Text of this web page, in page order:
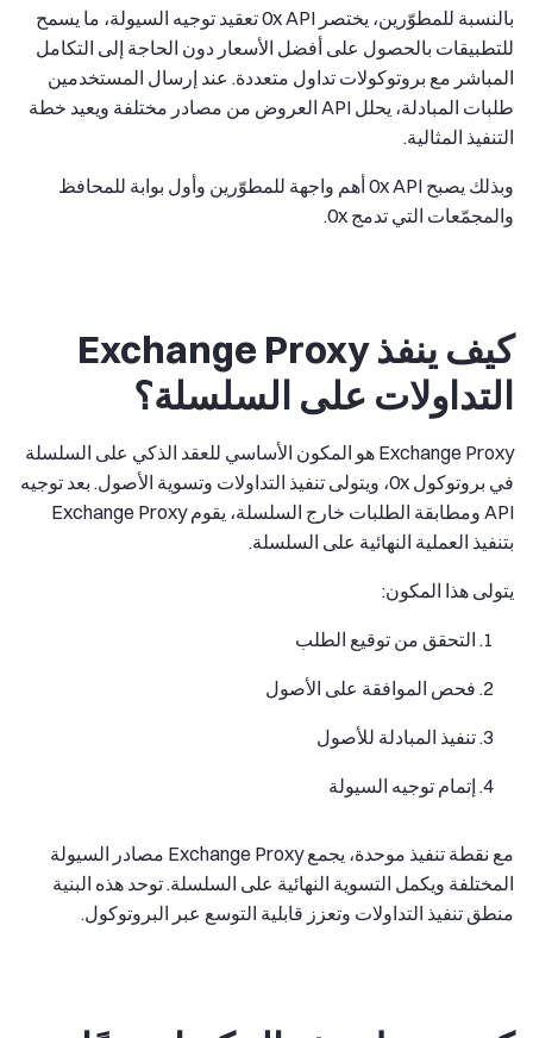
بالنسبة للمطوّرين، يختصر 0x API تعقيد توجيه السيولة، ما يسمح
للتطبيقات بالحصول على أفضل الأسعار دون الحاجة إلى التكامل
المباشر مع بروتوكولات تداول متعددة. عند إرسال المستخدمين
طلبات المبادلة، يحلل API العروض من مصادر مختلفة ويعيد خطة
التنفيذ المثالية.
وبذلك يصبح 0x API أهم واجهة للمطوّرين وأول بوابة للمحافظ
والمجمّعات التي تدمج 0x.
كيف ينفذ Exchange Proxy
التداولات على السلسلة؟
Exchange Proxy هو المكون الأساسي للعقد الذكي على السلسلة
في بروتوكول 0x، ويتولى تنفيذ التداولات وتسوية الأصول. بعد توجيه
API ومطابقة الطلبات خارج السلسلة، يقوم Exchange Proxy
بتنفيذ العملية النهائية على السلسلة.
يتولى هذا المكون:
التحقق من توقيع الطلب
فحص الموافقة على الأصول
تنفيذ المبادلة للأصول
إتمام توجيه السيولة
مع نقطة تنفيذ موحدة، يجمع Exchange Proxy مصادر السيولة
المختلفة ويكمل التسوية النهائية على السلسلة. توحد هذه البنية
منطق تنفيذ التداولات وتعزز قابلية التوسع عبر البروتوكول.